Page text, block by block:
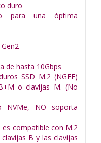
duro
para una óptima
de hasta 10Gbps
SSD M.2 (NGFF)
o clavijas M. (No
NVMe, NO soporta
compatible con M.2
B y las clavijas